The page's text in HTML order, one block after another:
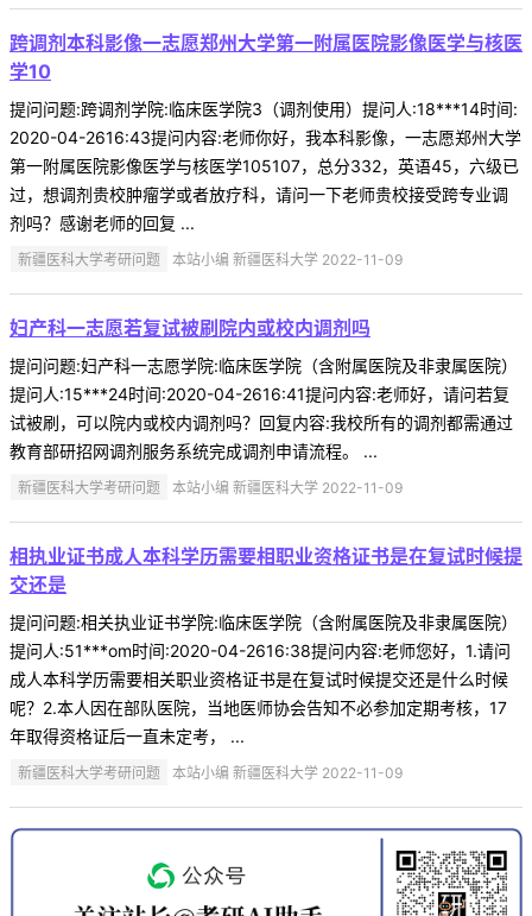
跨调剂本科影像一志愿郑州大学第一附属医院影像医学与核医
学10
提问问题:跨调剂学院:临床医学院3（调剂使用）提问人:18***14时间:
2020-04-2616:43提问内容:老师你好，我本科影像，一志愿郑州大学
第一附属医院影像医学与核医学105107，总分332，英语45，六级已
过，想调剂贵校肿瘤学或者放疗科，请问一下老师贵校接受跨专业调
剂吗？感谢老师的回复 ...
新疆医科大学考研问题 本站小编 新疆医科大学 2022-11-09
妇产科一志愿若复试被刷院内或校内调剂吗
提问问题:妇产科一志愿学院:临床医学院（含附属医院及非隶属医院）
提问人:15***24时间:2020-04-2616:41提问内容:老师好，请问若复
试被刷，可以院内或校内调剂吗？回复内容:我校所有的调剂都需通过
教育部研招网调剂服务系统完成调剂申请流程。 ...
新疆医科大学考研问题 本站小编 新疆医科大学 2022-11-09
相执业证书成人本科学历需要相职业资格证书是在复试时候提
交还是
提问问题:相关执业证书学院:临床医学院（含附属医院及非隶属医院）
提问人:51***om时间:2020-04-2616:38提问内容:老师您好，1.请问
成人本科学历需要相关职业资格证书是在复试时候提交还是什么时候
呢？2.本人因在部队医院，当地医师协会告知不必参加定期考核，17
年取得资格证后一直未定考， ...
新疆医科大学考研问题 本站小编 新疆医科大学 2022-11-09